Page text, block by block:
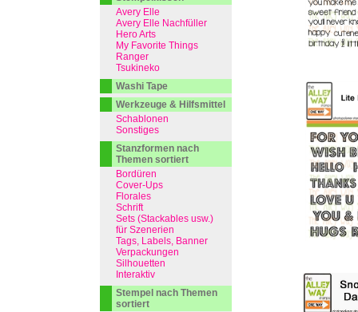
Avery Elle
Avery Elle Nachfüller
Hero Arts
My Favorite Things
Ranger
Tsukineko
Washi Tape
Werkzeuge & Hilfsmittel
Schablonen
Sonstiges
Stanzformen nach
Themen sortiert
Bordüren
Cover-Ups
Florales
Schrift
Sets (Stackables usw.)
für Szenerien
Tags, Labels, Banner
Verpackungen
Silhouetten
Interaktiv
Stempel nach Themen
sortiert